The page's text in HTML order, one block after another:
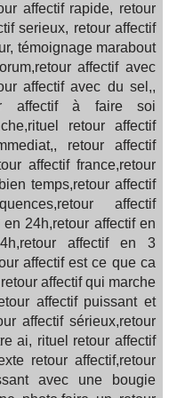
affectif rapide, retour
serieux, retour affectif
témoignage marabout
affectif avec
affectif avec du sel,,
affectif à faire soi
retour affectif
retour affectif
affectif france,retour
temps,retour affectif
affectif
24h,retour affectif en
affectif en 3
affectif est ce que ca
affectif qui marche
affectif puissant et
affectif sérieux,retour
ai, rituel retour affectif
retour affectif,retour
avec une bougie